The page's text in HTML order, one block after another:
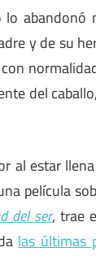
y de su
del
al estar
película
del ser, trae
las últimas